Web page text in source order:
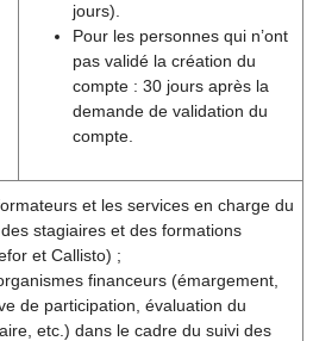
jours).
Pour les personnes qui n’ont
pas validé la création du
compte : 30 jours après la
demande de validation du
compte.
et les services en charge du
stagiaires et des formations
et Callisto) ;
financeurs (émargement,
de participation, évaluation du
etc.) dans le cadre du suivi des